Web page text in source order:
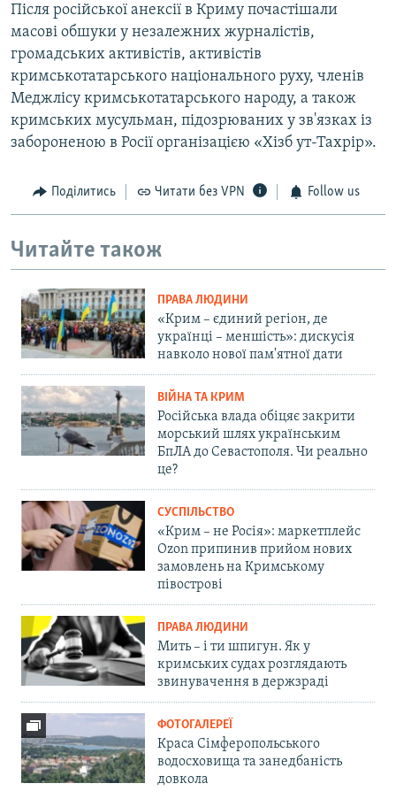
Після російської анексії в Криму почастішали
масові обшуки у незалежних журналістів,
громадських активістів, активістів
кримськотатарського національного руху, членів
Меджлісу кримськотатарського народу, а також
кримських мусульман, підозрюваних у зв'язках із
забороненою в Росії організацією «Хізб ут-Тахрір».
Поділитись Читати без VPN Follow us
Читайте також
ПРАВА ЛЮДИНИ
«Крим – єдиний регіон, де
українці – меншість»: дискусія
навколо нової пам'ятної дати
ВІЙНА ТА КРИМ
Російська влада обіцяє закрити
морський шлях українським
БпЛА до Севастополя. Чи реально
це?
СУСПІЛЬСТВО
«Крим – не Росія»: маркетплейс
Ozon припинив прийом нових
замовлень на Кримському
півострові
ПРАВА ЛЮДИНИ
Мить – і ти шпигун. Як у
кримських судах розглядають
звинувачення в держзраді
ФОТОГАЛЕРЕЇ
Краса Сімферопольського
водосховища та занедбаність
довкола